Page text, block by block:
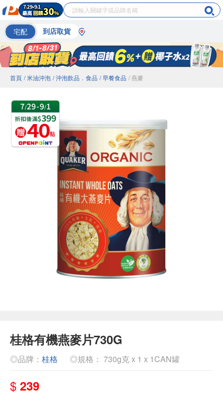
宅配 到店取貨
首頁 / 米油沖泡 / 沖泡飲品．食品 / 早餐食品 / 燕麥
桂格有機燕麥片730G
◎品牌： 桂格 ◎規格： 730g克 x 1 x 1CAN罐
$ 239